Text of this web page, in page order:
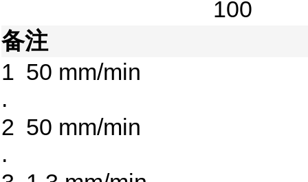
100
备注
1
.
50 mm/min
2
.
50 mm/min